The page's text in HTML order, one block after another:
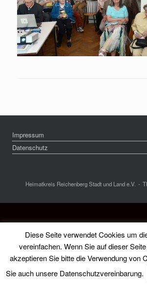
Impressum
Datenschutz
Heimatkreis Reichenberg Stadt und Land e.V.
Diese Seite verwendet Cookies um
vereinfachen. Wenn Sie auf dieser
akzeptieren Sie bitte die Verwendung von
Sie auch unsere Datenschutzvereinbarung.